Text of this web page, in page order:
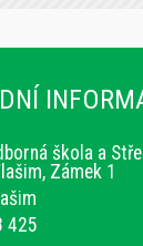
škola a
Zámek 1
425